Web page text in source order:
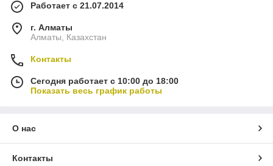
Работает с 21.07.2014
г. Алматы
Алматы, Казахстан
Контакты
Сегодня работает с 10:00 до 18:00
Показать весь график работы
О нас
Контакты